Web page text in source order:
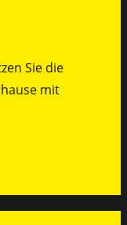
Sie die
mit